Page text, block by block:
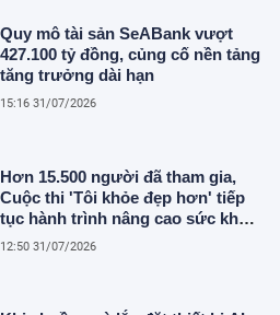
Quy mô tài sản SeABank vượt
427.100 tỷ đồng, củng cố nền tảng
tăng trưởng dài hạn
15:16 31/07/2026
Hơn 15.500 người đã tham gia,
Cuộc thi 'Tôi khỏe đẹp hơn' tiếp
tục hành trình nâng cao sức khỏe
người Việt
12:50 31/07/2026